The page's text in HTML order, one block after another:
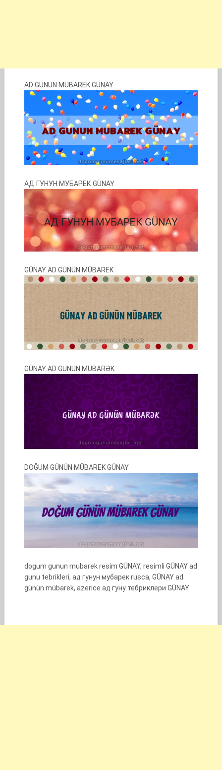
AD GUNUN MUBAREK GÜNAY
АД ГУНУН МУБАРЕК GÜNAY
GÜNAY AD GÜNÜN MÜBAREK
GÜNAY AD GÜNÜN MÜBARƏK
DOĞUM GÜNÜN MÜBAREK GÜNAY
dogum gunun mubarek resim GÜNAY, resimli GÜNAY ad
gunu tebrikleri, ад гунун мубарек rusca, GÜNAY ad
günün mübarek, azerice ад гуну тебриклери GÜNAY